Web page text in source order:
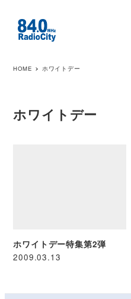
HOME ホワイトデー
ホワイトデー
ホワイトデー特集第2弾
2009.03.13